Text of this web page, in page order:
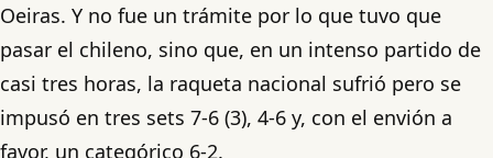
Oeiras. Y no fue un trámite por lo que tuvo que
pasar el chileno, sino que, en un intenso partido de
casi tres horas, la raqueta nacional sufrió pero se
impusó en tres sets 7-6 (3), 4-6 y, con el envión a
favor, un categórico 6-2.